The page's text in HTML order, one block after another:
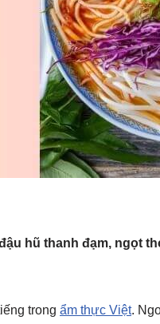
hũ thanh đạm, ngọt
trong ẩm thực Việt.